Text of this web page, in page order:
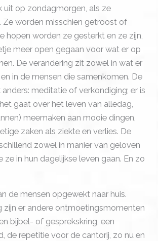
uit op zondagmorgen, als ze
Ze worden misschien getroost of
hopen worden ze gesterkt en ze zijn,
meer open gegaan voor wat er op
De verandering zit zowel in wat er
in de mensen die samenkomen. De
meditatie of verkondiging; er is
gaat over het leven van alledag,
meemaken aan mooie dingen,
zaken als ziekte en verlies. De
zowel in manier van geloven
ze in hun dagelijkse leven gaan. En zo
de mensen opgewekt naar huis.
zijn er andere ontmoetingsmomenten
bijbel- of gesprekskring, een
de repetitie voor de cantorij, zo nu en